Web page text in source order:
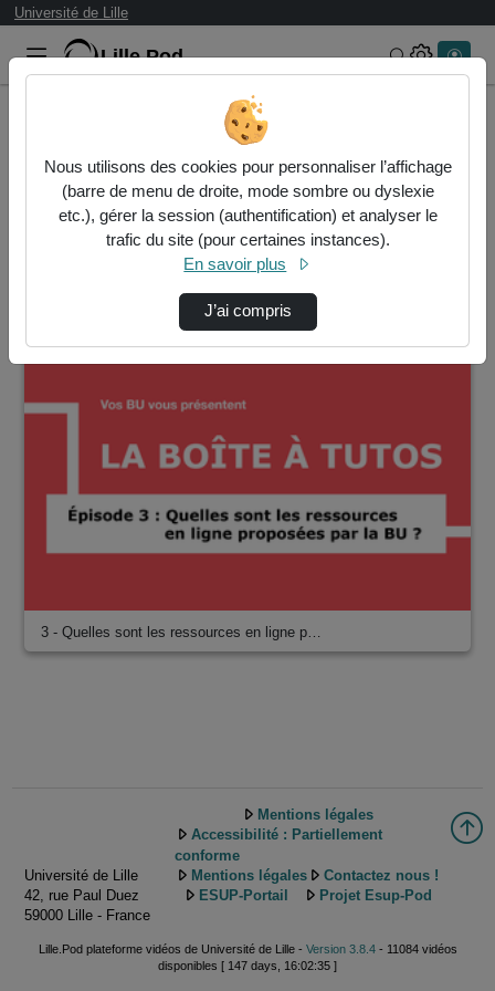
Université de Lille
Lille.Pod Rechercher
1 vidéo trouvée
Vidéo Statistiques de vues
3 - Quelles sont les ressources en ligne p…
Université de Lille
42, rue Paul Duez
59000 Lille - France
Mentions légales
Accessibilité : Partiellement
conforme
Mentions légales
Contactez nous !
ESUP-Portail
Projet Esup-Pod
Lille.Pod plateforme vidéos de Université de Lille - Version 3.8.4- 11084 vidéos
disponibles [ 147 days, 16:02:35 ]
Nous utilisons des cookies pour personnaliser l’affichage
(barre de menu de droite, mode sombre ou dyslexie
etc.), gérer la session (authentification) et analyser le
trafic du site (pour certaines instances).
En savoir plus
J’ai compris